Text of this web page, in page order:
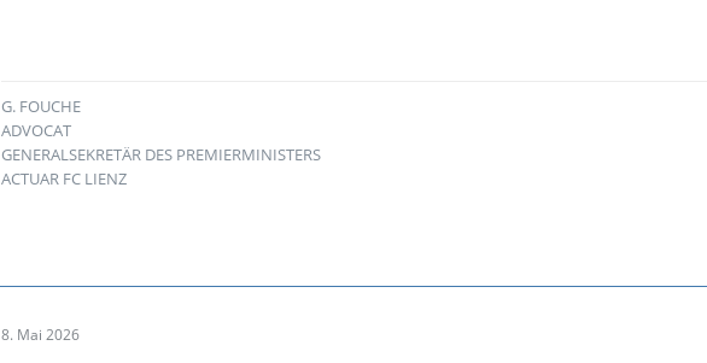
G. FOUCHE
ADVOCAT
GENERALSEKRETÄR DES PREMIERMINISTERS
ACTUAR FC LIENZ
8. Mai 2026